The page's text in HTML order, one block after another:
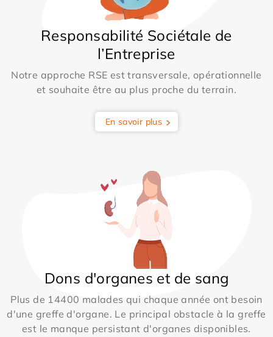
Responsabilité Sociétale de
l’Entreprise
Notre approche RSE est transversale, opérationnelle
et souhaite être au plus proche du terrain.
En savoir plus
Dons d'organes et de sang
Plus de 14400 malades qui chaque année ont besoin
d'une greffe d'organe. Le principal obstacle à la greffe
est le manque persistant d'organes disponibles.